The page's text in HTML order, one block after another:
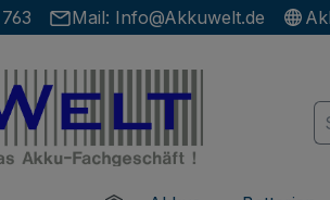
Mail: Info@Akkuwelt.de